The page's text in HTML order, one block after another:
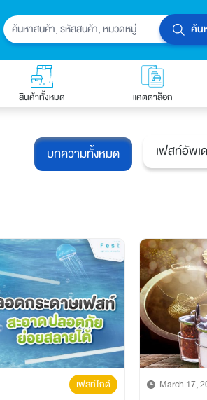
ค้น
สินค้าทั้งหมด แคตตาล็อก
บทความทั้งหมด เฟสท์อัพเ
เฟสท์ไกด์ March 17,